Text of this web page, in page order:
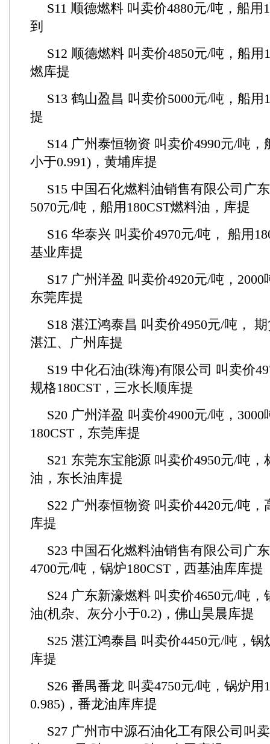
S11 顺德燃料 叫卖价4880元/吨，船用
到
S12 顺德燃料 叫卖价4850元/吨，船用
燃库提
S13 鹤山盈昌 叫卖价5000元/吨，船用
提
S14 广州泰恒物资 叫卖价4990元/吨，
小于0.991)，黄埔库提
S15 中国石化燃料油销售有限公司广
5070元/吨，船用180CST燃料油，库提
S16 华泰兴 叫卖价4970元/吨， 船用
基业库提
S17 广州洋盈 叫卖价4920元/吨，2000
东莞库提
S18 湛江鸿泰昌 叫卖价4950元/吨，
湛江、广州库提
S19 中化石油(珠海)有限公司 叫卖价
规格180CST，三水长顺库提
S20 广州洋盈 叫卖价4900元/吨，
180CST，东莞库提
S21 东莞东宝能源 叫卖价4950元/吨，
油，东长油库提
S22 广州泰恒物资 叫卖价4420元/吨，
库提
S23 中国石化燃料油销售有限公司广
4700元/吨，锅炉180CST，西基油
S24 广东新濠燃料 叫卖价4650元/吨，
油(机杂、灰分小于0.2)，佛山昊晨库提
S25 湛江鸿泰昌 叫卖价4450元/吨，锅
库提
S26 番禺番龙 叫卖4750元/吨，锅炉用
0.985)，番龙油库库提
S27 广州市中源石油化工有限公司叫